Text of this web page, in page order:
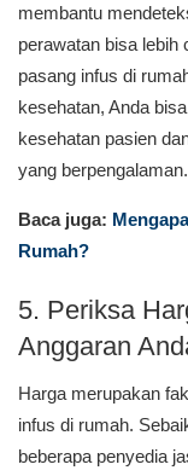
membantu
perawatan bisa lebih
pasang infus di
kesehatan, Anda
kesehatan pasien
yang berpengalaman.
Baca juga:
Rumah?
5. Periksa
Anggaran
Harga merupakan
infus di rumah.
beberapa penyedia